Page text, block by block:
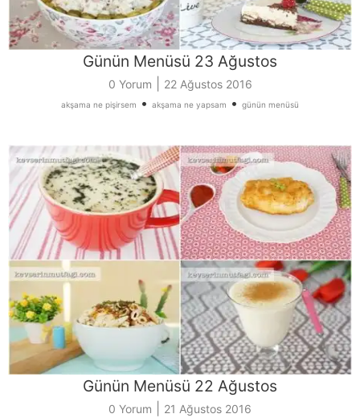
Günün Menüsü 23 Ağustos
0 Yorum 22 Ağustos 2016
akşama ne pişirsem • akşama ne yapsam • günün menüsü
Günün Menüsü 22 Ağustos
0 Yorum 21 Ağustos 2016